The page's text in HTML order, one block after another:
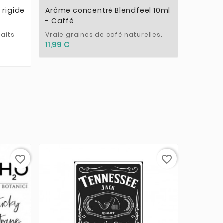
rigide
Arôme concentré Blendfeel 10ml
- Caffé
Vraie graines de café naturelles.
11,99 €
favorite_border favorite_border